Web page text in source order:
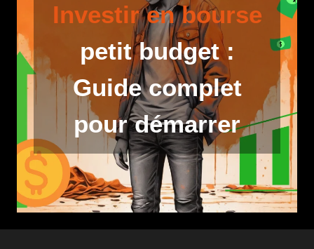
Investir en bourse
petit budget :
Guide complet
pour démarrer